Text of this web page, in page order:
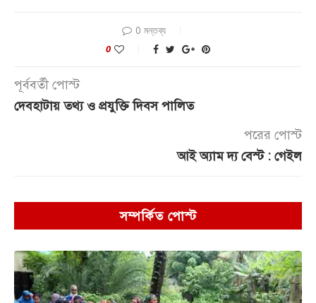
0 মন্তব্য
0
পূর্ববর্তী পোস্ট
দেবহাটায় তথ্য ও প্রযুক্তি দিবস পালিত
পরের পোস্ট
আই অ্যাম দ্য বেস্ট : গেইল
সম্পর্কিত পোস্ট